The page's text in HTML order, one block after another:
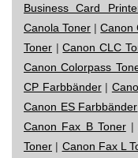
Business Card
Canola Toner |Canon
Toner |Canon CLC
Canon Colorpass
CP Farbbänder|
Canon ES Farbbänder
Canon Fax B Toner
Toner | Canon Fax L